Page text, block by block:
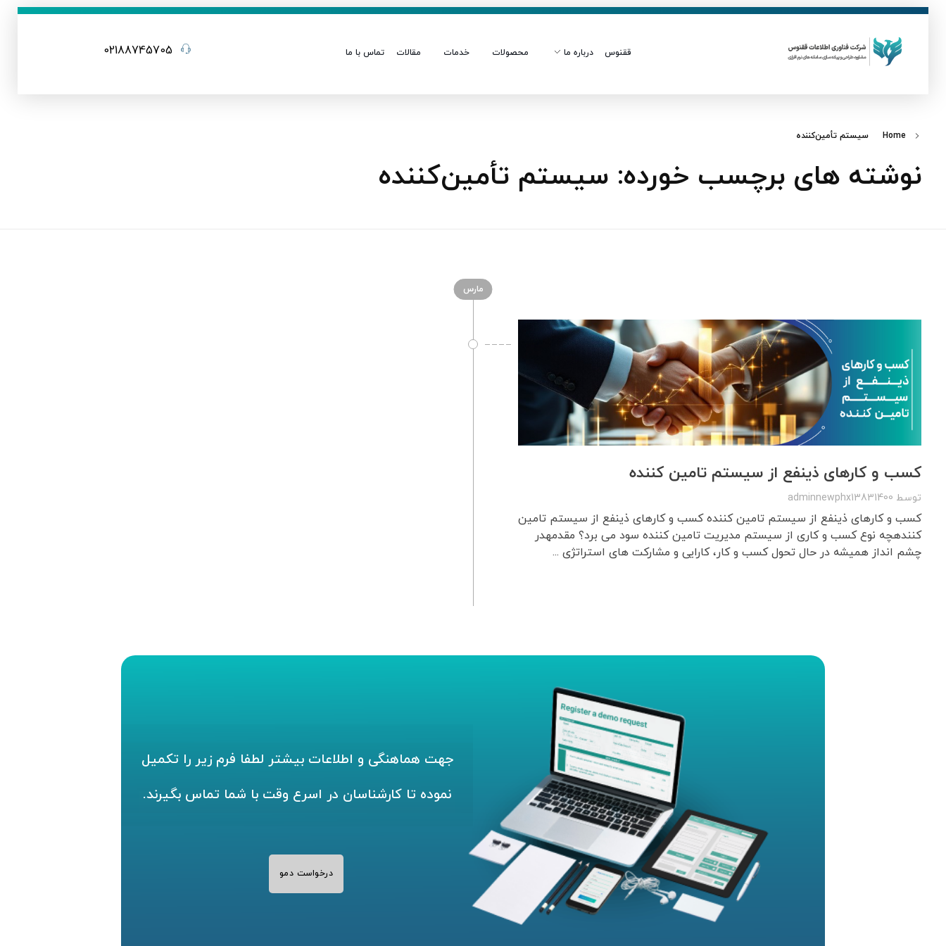
ققنوس درباره ما محصولات خدمات مقالات تماس با ما 02188745705
Home سیستم تأمین‌کننده
نوشته های برچسب خورده: سیستم تأمین‌کننده
مارس
کسب و کارهای ذینفع از سیستم تامین کننده
توسط adminnewphx13831400
کسب و کارهای ذینفع از سیستم تامین کننده کسب و کارهای ذینفع از سیستم تامین
کنندهچه نوع کسب و کاری از سیستم مدیریت تامین کننده سود می برد؟ مقدمهدر
چشم انداز همیشه در حال تحول کسب و کار، کارایی و مشارکت های استراتژی ...
جهت هماهنگی و اطلاعات بیشتر لطفا فرم زیر را تکمیل
نموده تا کارشناسان در اسرع وقت با شما تماس بگیرند.
درخواست دمو